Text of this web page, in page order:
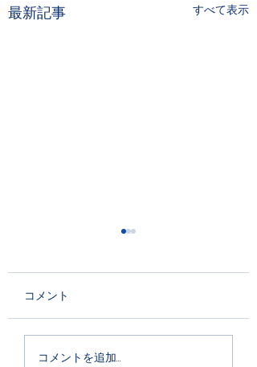
最新記事 すべて表示
切手に見るハプスブル
コメント
コメントを追加…